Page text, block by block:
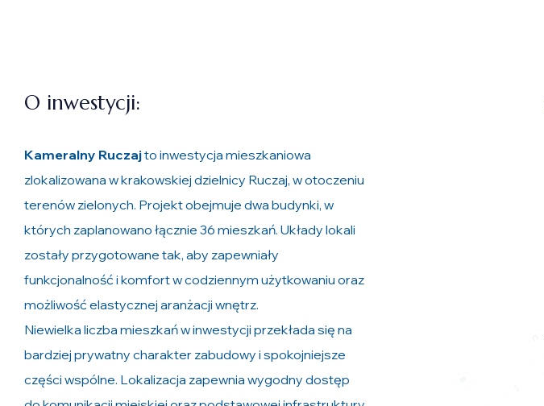
O inwestycji:
Kameralny Ruczajto inwestycja mieszkaniowa
zlokalizowana w krakowskiej dzielnicy Ruczaj, w otoczeniu
terenów zielonych. Projekt obejmuje dwa budynki, w
których zaplanowano łącznie 36 mieszkań. Układy lokali
zostały przygotowane tak, aby zapewniały
funkcjonalność i komfort w codziennym użytkowaniu oraz
możliwość elastycznej aranżacji wnętrz.
Niewielka liczba mieszkań w inwestycji przekłada się na
bardziej prywatny charakter zabudowy i spokojniejsze
części wspólne. Lokalizacja zapewnia wygodny dostęp